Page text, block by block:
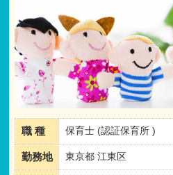
職 種 保育士 (認証保育所 )
勤務地 東京都 江東区